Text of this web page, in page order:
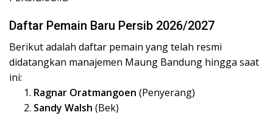
Daftar Pemain Baru Persib 2026/2027
Berikut adalah daftar pemain yang telah resmi
didatangkan manajemen Maung Bandung hingga saat
ini:
Ragnar Oratmangoen (Penyerang)
Sandy Walsh (Bek)